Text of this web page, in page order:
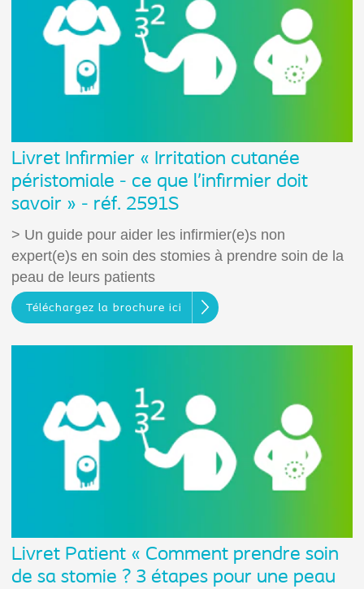
Livret Infirmier « Irritation cutanée
péristomiale - ce que l’infirmier doit
savoir » - réf. 2591S
> Un guide pour aider les infirmier(e)s non
expert(e)s en soin des stomies à prendre soin de la
peau de leurs patients
Téléchargez la brochure ici
Livret Patient « Comment prendre soin
de sa stomie ? 3 étapes pour une peau